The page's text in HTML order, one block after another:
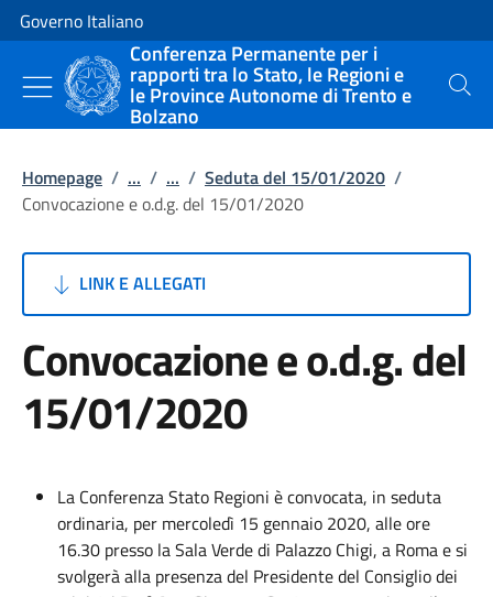
Vai al contenuto
Vai alla navigazione del sito
Governo Italiano
Conferenza Permanente per i
rapporti tra lo Stato, le Regioni e
le Province Autonome di Trento e
Bolzano
Cerca
Homepage / ... / ... / Seduta del 15/01/2020 /
Convocazione e o.d.g. del 15/01/2020
LINK E ALLEGATI
Convocazione e o.d.g. del
15/01/2020
La Conferenza Stato Regioni è convocata, in seduta
ordinaria, per mercoledì 15 gennaio 2020, alle ore
16.30 presso la Sala Verde di Palazzo Chigi, a Roma e si
svolgerà alla presenza del Presidente del Consiglio dei